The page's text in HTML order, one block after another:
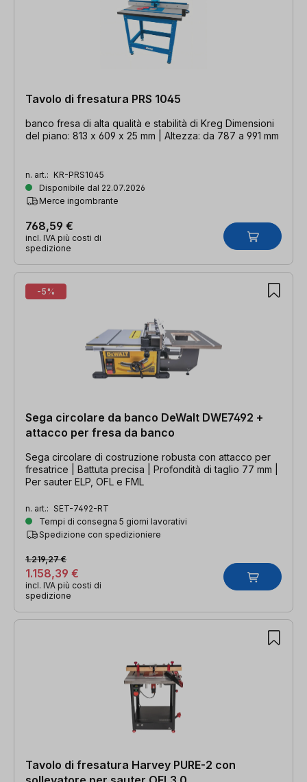
Tavolo di fresatura PRS 1045
banco fresa di alta qualità e stabilità di Kreg Dimensioni
del piano: 813 x 609 x 25 mm | Altezza: da 787 a 991 mm
n. art.: KR-PRS1045
Disponibile dal 22.07.2026
Merce ingombrante
768,59 €
incl. IVA più costi di
spedizione
-5%
Sega circolare da banco DeWalt DWE7492 +
attacco per fresa da banco
Sega circolare di costruzione robusta con attacco per
fresatrice | Battuta precisa | Profondità di taglio 77 mm |
Per sauter ELP, OFL e FML
n. art.: SET-7492-RT
Tempi di consegna 5 giorni lavorativi
Spedizione con spedizioniere
1.158,39 €
1.219,27 €
incl. IVA più costi di
spedizione
Tavolo di fresatura Harvey PURE-2 con